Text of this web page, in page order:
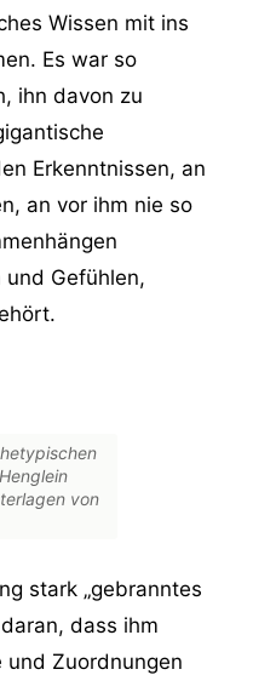
Wissen mit ins
Es war so
ihn davon zu
Erkenntnissen, an
an vor ihm nie so
und Gefühlen,
von
stark „gebranntes
dass ihm
und Zuordnungen